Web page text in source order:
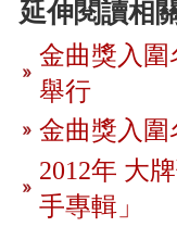
延伸閱讀相
金曲獎入圍
舉行
金曲獎入圍
2012年 大
手專輯」